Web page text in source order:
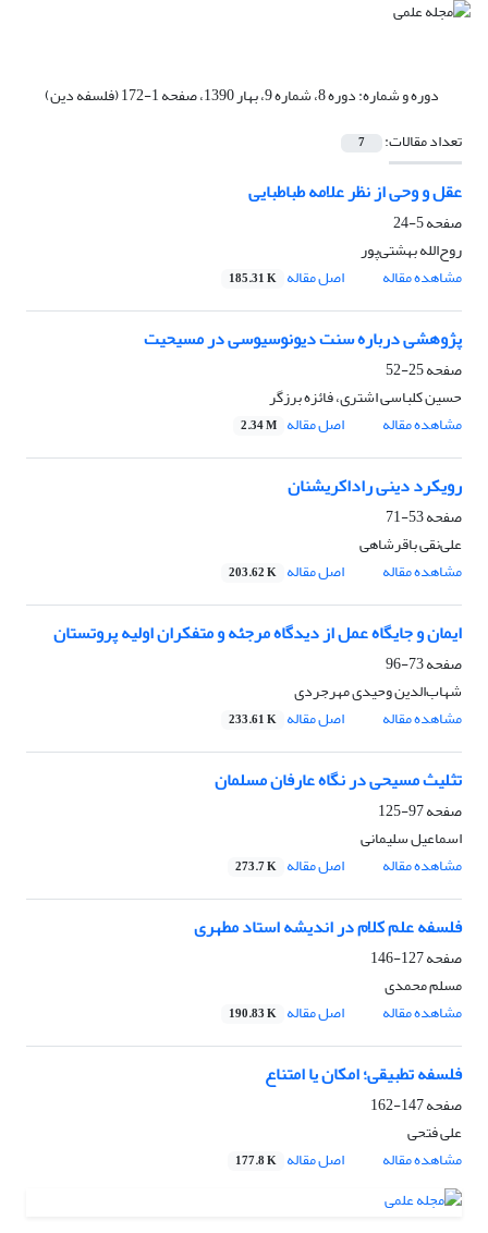
دوره و شماره:دوره 8، شماره 9، بهار 1390، صفحه 1-172 (فلسفه دین)
تعداد مقالات:
7
عقل و وحی از نظر علامه طباطبایی
صفحه5-24
روح‌الله بهشتی‌پور
مشاهده مقاله
اصل مقاله 185.31 K
پژوهشی درباره سنت دیونوسیوسی در مسیحیت
صفحه25-52
حسین کلباسی اشتری، فائزه برزگر
مشاهده مقاله
اصل مقاله 2.34 M
رویکرد دینی راداکریشنان
صفحه53-71
علی‌نقی باقرشاهی
مشاهده مقاله
اصل مقاله 203.62 K
ایمان و جایگاه عمل از دیدگاه مرجئه و متفکران اولیه پروتستان
صفحه73-96
شهاب‌الدین وحیدی مهرجردی
مشاهده مقاله
اصل مقاله 233.61 K
تثلیث مسیحی در نگاه عارفان مسلمان
صفحه97-125
اسماعیل سلیمانی
مشاهده مقاله
اصل مقاله 273.7 K
فلسفه علم کلام در اندیشه استاد مطهری
صفحه127-146
مسلم محمدی
مشاهده مقاله
اصل مقاله 190.83 K
فلسفه تطبیقی؛ امکان یا امتناع
صفحه147-162
علی فتحی
مشاهده مقاله
اصل مقاله 177.8 K